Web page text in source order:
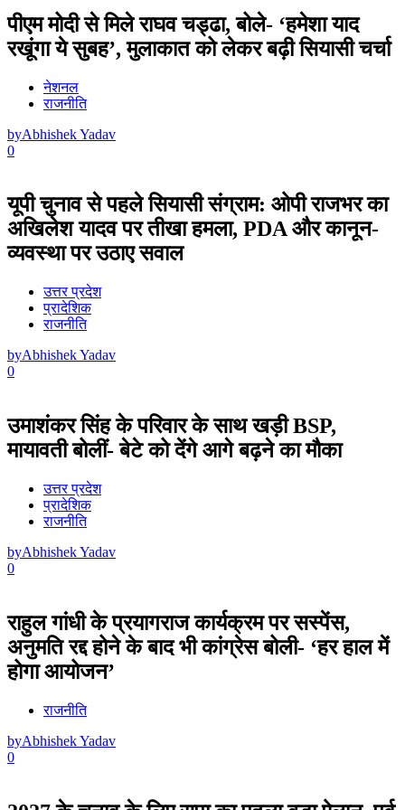
पीएम मोदी से मिले राघव चड्ढा, बोले- ‘हमेशा याद
रखूंगा ये सुबह’, मुलाकात को लेकर बढ़ी सियासी चर्चा
नेशनल
राजनीति
byAbhishek Yadav
0
यूपी चुनाव से पहले सियासी संग्राम: ओपी राजभर का
अखिलेश यादव पर तीखा हमला, PDA और कानून-
व्यवस्था पर उठाए सवाल
उत्तर प्रदेश
प्रादेशिक
राजनीति
byAbhishek Yadav
0
उमाशंकर सिंह के परिवार के साथ खड़ी BSP,
मायावती बोलीं- बेटे को देंगे आगे बढ़ने का मौका
उत्तर प्रदेश
प्रादेशिक
राजनीति
byAbhishek Yadav
0
राहुल गांधी के प्रयागराज कार्यक्रम पर सस्पेंस,
अनुमति रद्द होने के बाद भी कांग्रेस बोली- ‘हर हाल में
होगा आयोजन’
राजनीति
byAbhishek Yadav
0